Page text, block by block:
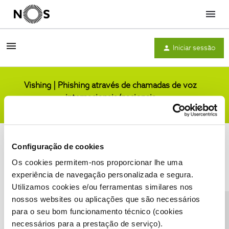
Configuração de cookies
Os cookies permitem-nos proporcionar lhe uma
experiência de navegação personalizada e segura.
Utilizamos cookies e/ou ferramentas similares nos
nossos websites ou aplicações que são necessários
para o seu bom funcionamento técnico (cookies
necessários para a prestação de serviço).
Menu
Iniciar sessão
Vishing | Phishing através de chamadas de voz
internacionais/nacionais
Condições do Fórum NOS Accessibility statement